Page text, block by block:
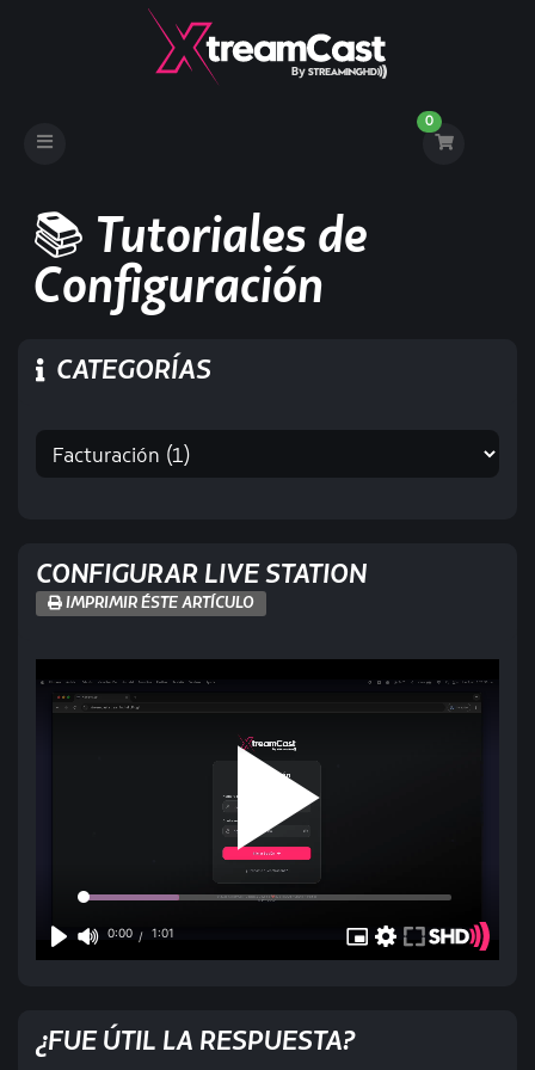
Toggle
0
📚 Tutoriales de
Configuración
CATEGORÍAS
CONFIGURAR LIVE STATION
IMPRIMIR ÉSTE ARTÍCULO
¿FUE ÚTIL LA RESPUESTA?